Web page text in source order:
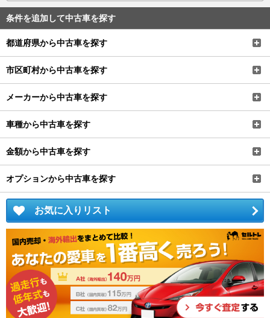
条件を追加して中古車を探す
都道府県から中古車を探す
市区町村から中古車を探す
メーカーから中古車を探す
車種から中古車を探す
金額から中古車を探す
オプションから中古車を探す
お気に入りリスト